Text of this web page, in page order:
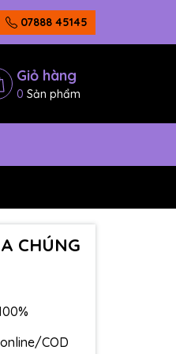
07888 45145
Giỏ hàng
0 Sản phẩm
CHÚNG
COD